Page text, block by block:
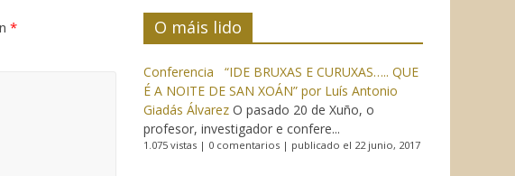
*
O máis lido
Conferencia “IDE BRUXAS E CURUXAS….. QUE
É A NOITE DE SAN XOÁN” por Luís Antonio
Giadás Álvarez O pasado 20 de Xuño, o
profesor, investigador e confere...
1.075 vistas | 0 comentarios | publicado el 22 junio, 2017